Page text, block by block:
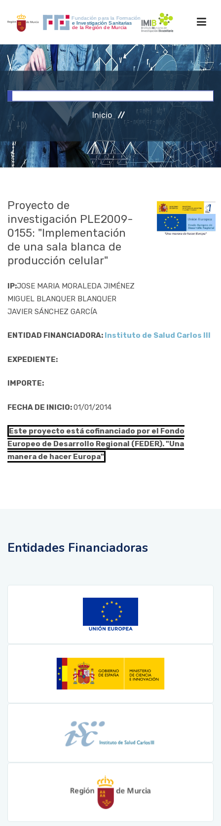
INICIO
INVESTIGACIÓN
RRHH
ACCESO PERSONAL
Inicio
Proyecto de
investigación PLE2009-
0155: "Implementación
de una sala blanca de
producción celular"
IP:JOSE MARIA MORALEDA JIMÉNEZ
MIGUEL BLANQUER BLANQUER
JAVIER SÁNCHEZ GARCÍA
ENTIDAD FINANCIADORA: Instituto de Salud Carlos III
EXPEDIENTE:
IMPORTE:
FECHA DE INICIO:01/01/2014
Este proyecto está cofinanciado por el Fondo
Europeo de Desarrollo Regional (FEDER). "Una
manera de hacer Europa"
Entidades Financiadoras